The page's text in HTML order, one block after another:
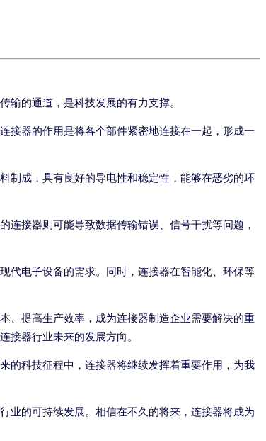
的通道，是科技发展的有力支撑。
接器的作用是将各个部件紧密地连接在一起，形成一
制成，具有良好的导电性和稳定性，能够在恶劣的环
接器则可能导致数据传输错误、信号干扰等问题，
代电子设备的需求。同时，连接器在智能化、环保等
、提高生产效率，成为连接器制造企业需要解决的重
器行业未来的发展方向。
的科技征程中，连接器将继续发挥着重要作用，为我
业的可持续发展。相信在不久的将来，连接器将成为